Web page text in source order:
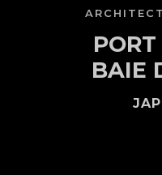
BAIE